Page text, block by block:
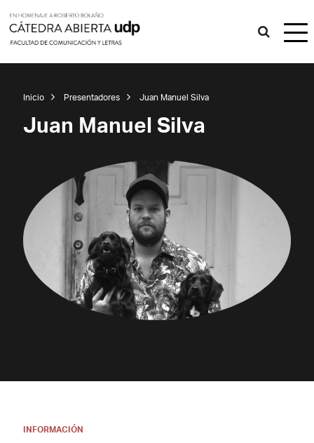
Inicio Presentadores Juan Manuel Silva
Juan Manuel Silva
INFORMACIÓN